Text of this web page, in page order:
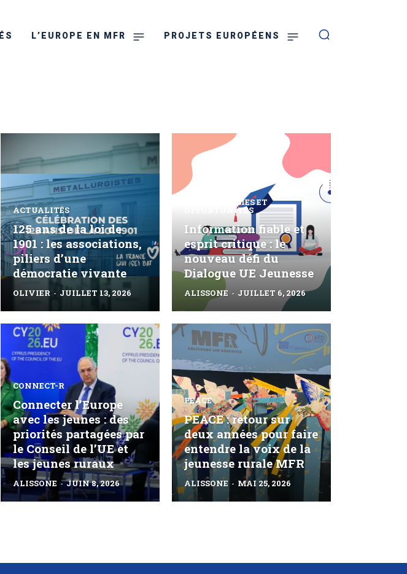
L’EUROPE EN MFR PROJETS EUROPÉENS
ACTUALITÉS
125 ans de la loi de
1901 : les associations,
piliers d’une
démocratie vivante
OLIVIER - JUILLET 13, 2026
LES STRATÉGIES ET
OPPORTUNITÉS
Information fiable et
esprit critique : le
nouveau défi du
Dialogue UE Jeunesse
ALISSONE - JUILLET 6, 2026
CONNECT-R
Connecter l’Europe
avec les jeunes : des
priorités partagées par
le Conseil de l’UE et
les jeunes ruraux
ALISSONE - JUIN 8, 2026
PEACE
PEACE : retour sur
deux années pour faire
entendre la voix de la
jeunesse rurale MFR
ALISSONE - MAI 25, 2026